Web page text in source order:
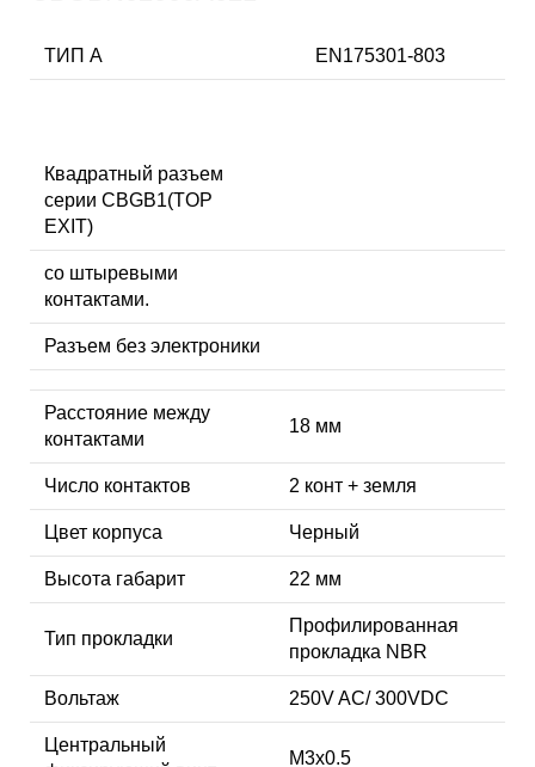
ТИП А EN175301-803
Квадратный разъем
серии CBGB1(TOP
EXIT)
со штыревыми
контактами.
Разъем без электроники
Расстояние между
контактами
18 мм
Число контактов 2 конт + земля
Цвет корпуса Черный
Высота габарит 22 мм
Тип прокладки
Профилированная
прокладка NBR
Вольтаж 250V AC/ 300VDC
Центральный
M3x0.5